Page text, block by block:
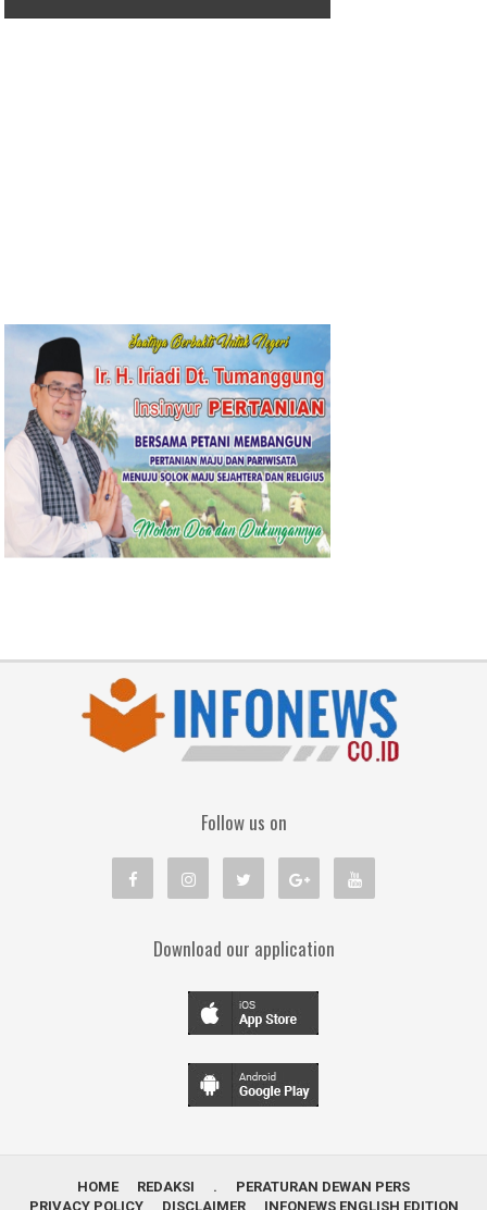
Follow us on
Download our application
HOME REDAKSI .
PERATURAN DEWAN PERS
PRIVACY POLICY
DISCLAIMER INFONEWS ENGLISH EDITION